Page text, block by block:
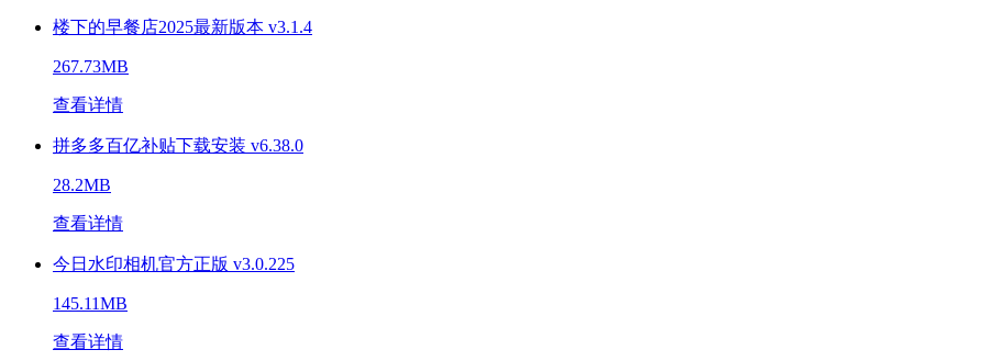
楼下的早餐店2025最新版本 v3.1.4
267.73MB
查看详情
拼多多百亿补贴下载安装 v6.38.0
28.2MB
查看详情
今日水印相机官方正版 v3.0.225
145.11MB
查看详情